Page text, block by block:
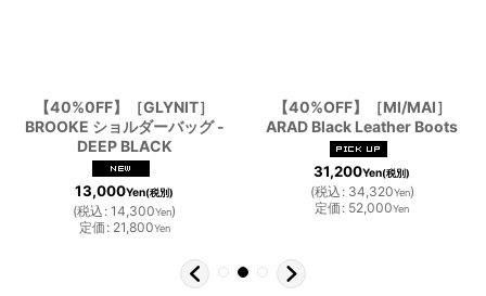
【40%0FF】［GLYNIT］
BROOKE ショルダーバッグ -
DEEP BLACK
13,000Yen(税別)
(税込 : 14,300Yen)
定価 : 21,800Yen
【40%OFF】［MI/MAI］
ARAD Black Leather Boots
31,200Yen(税別)
(税込 : 34,320Yen)
定価 : 52,000Yen